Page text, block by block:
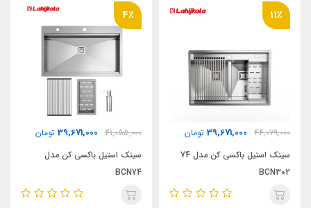
11٪
44,079,000
39,671,000 تومان
سینک استیل باکسی کن مدل 74
BCN302
4٪
41,055,000
39,671,000 تومان
سینک استیل باکسی کن مدل
BCN74